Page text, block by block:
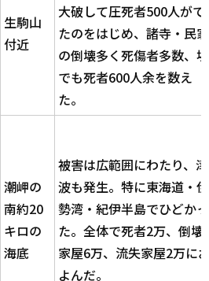
生駒山
付近
大破して圧死者500人がで
たのをはじめ、諸寺・民家
の倒壊多く死傷者多数、堺
でも死者600人余を数え
た。
潮岬の
南約20
キロの
海底
被害は広範囲にわたり、津
波も発生。特に東海道・伊
勢湾・紀伊半島でひどかっ
た。全体で死者2万、倒壊
家屋6万、流失家屋2万に
よんだ。